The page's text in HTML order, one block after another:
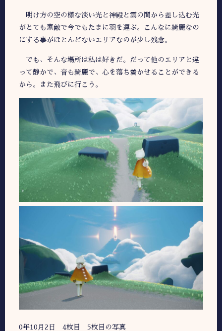
明け方の空の様な淡い光と神殿と雲の間から差し込む光
がとても素敵で今でもたまに羽を運ぶ。こんなに綺麗なの
にする事がほとんどないエリアなのが少し残念。
でも、そんな場所は私は好きだ。だって他のエリアと違
って静かで、音も綺麗で、心を落ち着かせることができる
から。また飛びに行こう。
0年10月2日 4枚目 5枚目の写真